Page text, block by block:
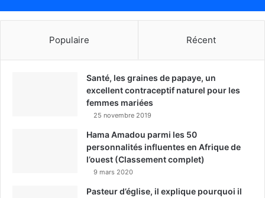
Populaire Récent
Santé, les graines de papaye, un
excellent contraceptif naturel pour les
femmes mariées
25 novembre 2019
Hama Amadou parmi les 50
personnalités influentes en Afrique de
l’ouest (Classement complet)
9 mars 2020
Pasteur d’église, il explique pourquoi il